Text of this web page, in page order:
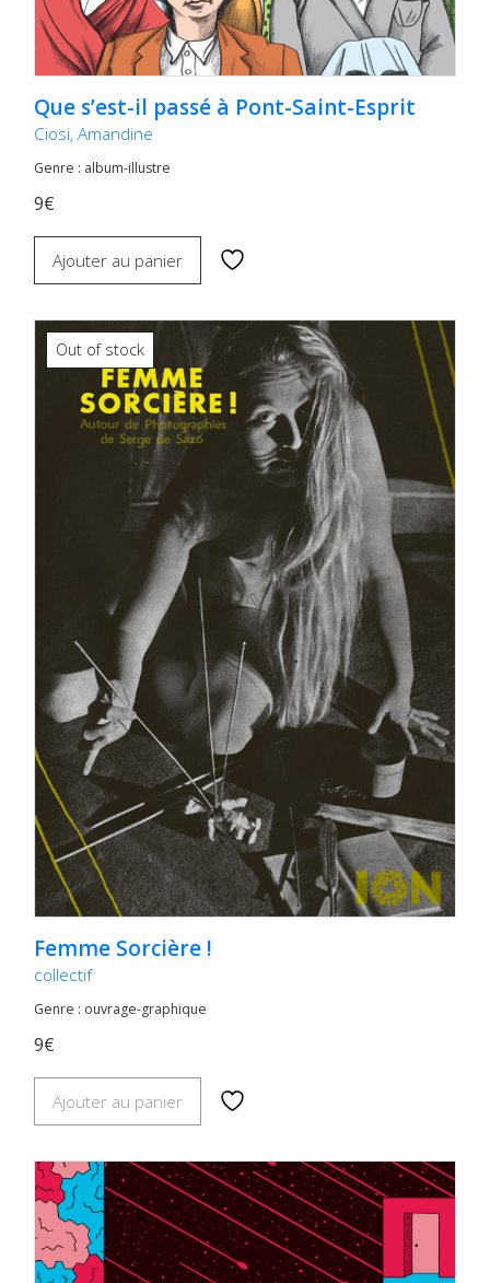
Que s’est-il passé à Pont-Saint-Esprit
Ciosi, Amandine
Genre : album-illustre
9€
Ajouter au panier
Out of stock
Femme Sorcière !
collectif
Genre : ouvrage-graphique
9€
Ajouter au panier